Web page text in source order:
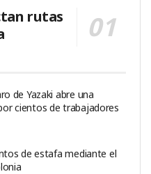
rutas
de Yazaki abre una
cientos de trabajadores
de estafa mediante el